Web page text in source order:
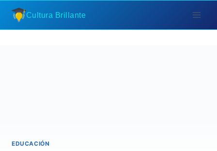
Saltar
contenido
Cultura Brillante
EDUCACIÓN